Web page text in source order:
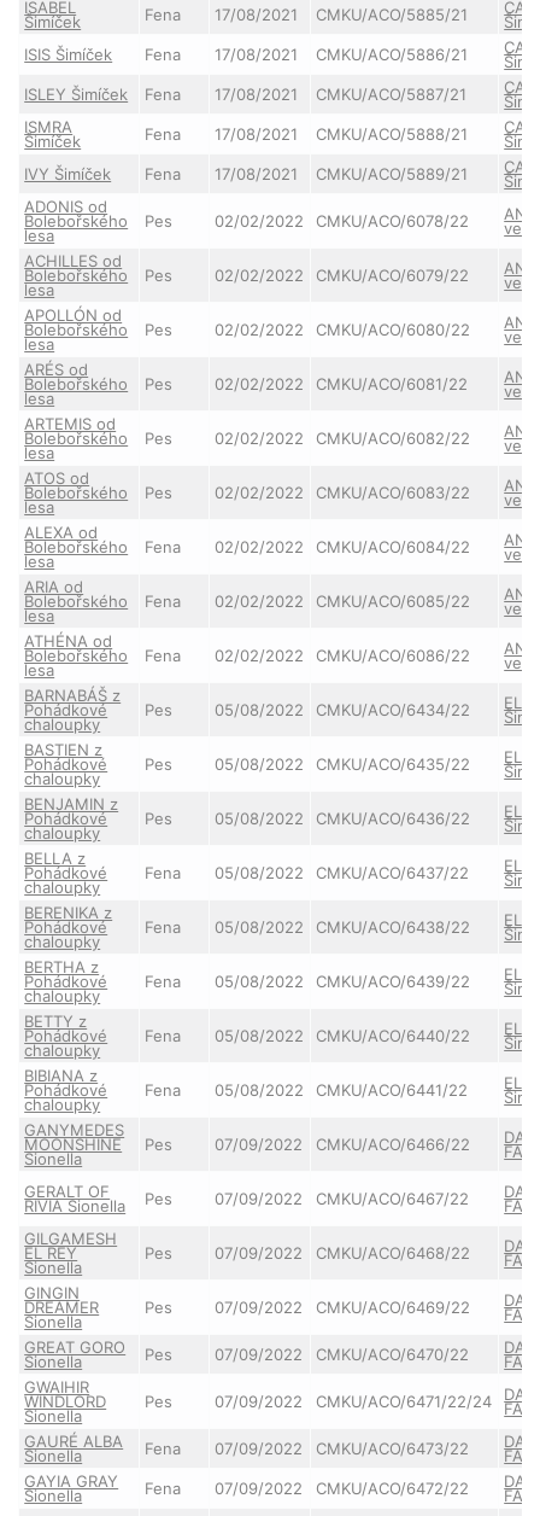
ISABEL
Šimíček Fena 17/08/2021 CMKU/ACO/5885/21
ISIS Šimíček
Fena 17/08/2021 CMKU/ACO/5886/21
ISLEY Šimíček
Fena 17/08/2021 CMKU/ACO/5887/21
ISMRA
Šimíček Fena 17/08/2021 CMKU/ACO/5888/21
IVY Šimíček
Fena 17/08/2021 CMKU/ACO/5889/21
ADONIS od
Bolebořského
lesa
Pes 02/02/2022 CMKU/ACO/6078/22
ve
ACHILLES od
Bolebořského
lesa
Pes 02/02/2022 CMKU/ACO/6079/22
ve
APOLLÓN od
Bolebořského
lesa
Pes 02/02/2022 CMKU/ACO/6080/22
ve
ARÉS od
Bolebořského
lesa
Pes 02/02/2022 CMKU/ACO/6081/22
ve
ARTEMIS od
Bolebořského
lesa
Pes 02/02/2022 CMKU/ACO/6082/22
ve
ATOS od
Bolebořského
lesa
Pes 02/02/2022 CMKU/ACO/6083/22
ve
ALEXA od
Bolebořského
lesa
Fena 02/02/2022 CMKU/ACO/6084/22
ve
ARIA od
Bolebořského
lesa
Fena 02/02/2022 CMKU/ACO/6085/22
ve
ATHÉNA od
Bolebořského
lesa
Fena 02/02/2022 CMKU/ACO/6086/22
ve
BARNABÁŠ z
Pohádkové
chaloupky
Pes 05/08/2022 CMKU/ACO/6434/22
BASTIEN z
Pohádkové
chaloupky
Pes 05/08/2022 CMKU/ACO/6435/22
BENJAMIN z
Pohádkové
chaloupky
Pes 05/08/2022 CMKU/ACO/6436/22
BELLA z
Pohádkové
chaloupky
Fena 05/08/2022 CMKU/ACO/6437/22
BERENIKA z
Pohádkové
chaloupky
Fena 05/08/2022 CMKU/ACO/6438/22
BERTHA z
Pohádkové
chaloupky
Fena 05/08/2022 CMKU/ACO/6439/22
BETTY z
Pohádkové
chaloupky
Fena 05/08/2022 CMKU/ACO/6440/22
BIBIANA z
Pohádkové
chaloupky
Fena 05/08/2022 CMKU/ACO/6441/22
GANYMEDES
MOONSHINE
Sionella
Pes 07/09/2022 CMKU/ACO/6466/22
GERALT OF
RIVIA Sionella Pes 07/09/2022 CMKU/ACO/6467/22
GILGAMESH
EL REY
Sionella
Pes 07/09/2022 CMKU/ACO/6468/22
GINGIN
DREAMER
Sionella
Pes 07/09/2022 CMKU/ACO/6469/22
GREAT GORO
Sionella Pes 07/09/2022 CMKU/ACO/6470/22
GWAIHIR
WINDLORD
Sionella
Pes 07/09/2022 CMKU/ACO/6471/22/24
GAURÉ ALBA
Sionella Fena 07/09/2022 CMKU/ACO/6473/22
GAYIA GRAY
Sionella Fena 07/09/2022 CMKU/ACO/6472/22